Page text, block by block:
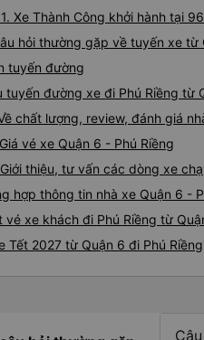
Xe Thành Công khởi hành tại
hỏi thường gặp về tuyến xe từ
tuyến đường
tuyến đường xe đi Phú Riềng từ
chất lượng, review, đánh giá
vé xe Quận 6 - Phú Riềng
thiệu, tư vấn các dòng xe
hợp thông tin nhà xe Quận 6 -
vé xe khách đi Phú Riềng từ
Tết 2027 từ Quận 6 đi Phú Riềng